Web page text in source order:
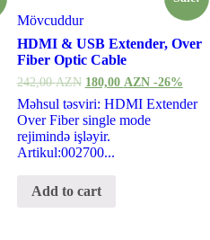
Mövcuddur
HDMI & USB Extender, Over
Fiber Optic Cable
242,00AZN 180,00 AZN-26%
Məhsul təsviri: HDMI Extender
Over Fiber single mode
rejimində işləyir.
Artikul:002700...
Add to cart